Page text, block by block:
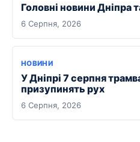
Головні новини Дніпра
6 Серпня, 2026
НОВИНИ
У Дніпрі 7 серпня
призупинять рух
6 Серпня, 2026